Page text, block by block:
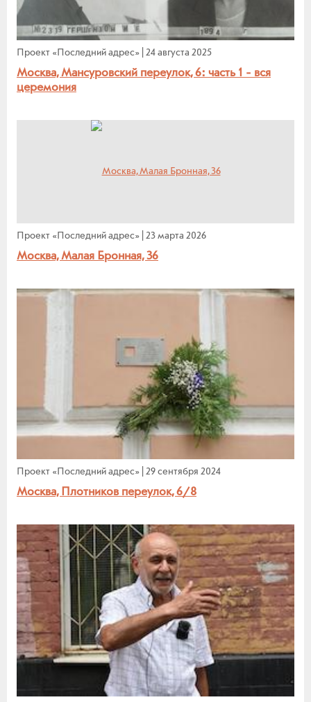
Проект «Последний адрес» 24 августа 2025
Москва, Мансуровский переулок, 6: часть 1 - вся
церемония
Проект «Последний адрес» 23 марта 2026
Москва, Малая Бронная, 36
Проект «Последний адрес» 29 сентября 2024
Москва, Плотников переулок, 6/8